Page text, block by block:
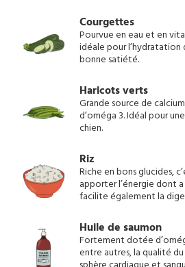
Courgettes
Pourvue en eau et en
idéale pour
bonne satiété.
Haricots verts
Grande source de
d’oméga 3. Idéal pour
chien.
Riz
Riche en bons glucides,
apporter l’énergie dont
facilite également la
Huile de saumon
Fortement dotée
entre autres, la qualité